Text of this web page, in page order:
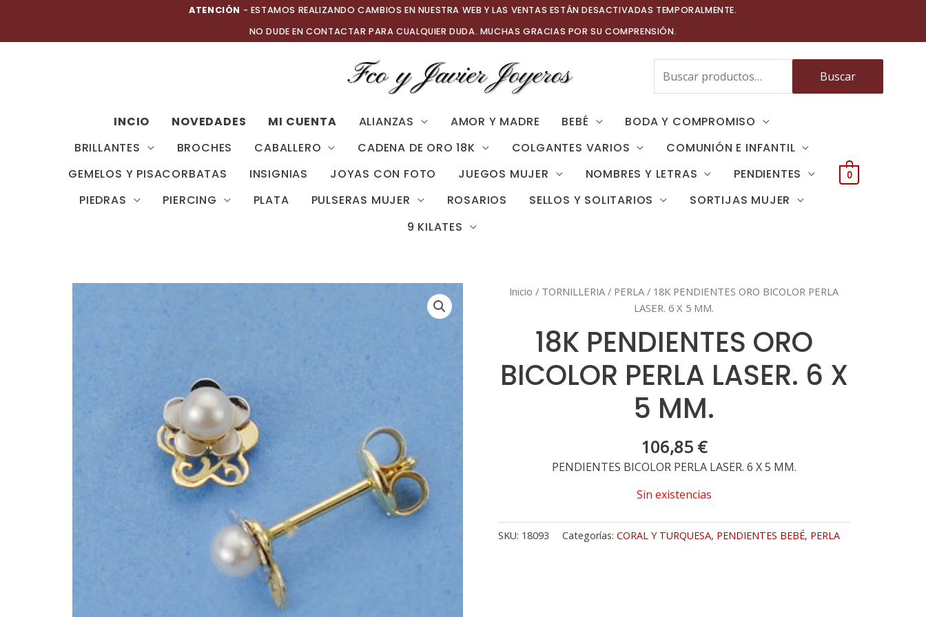
contenido
ATENCIÓN - ESTAMOS REALIZANDO CAMBIOS EN NUESTRA WEB Y LAS VENTAS ESTÁN DESACTIVADAS TEMPORALMENTE.
NO DUDE EN CONTACTAR PARA CUALQUIER DUDA. MUCHAS GRACIAS POR SU COMPRENSIÓN.
Buscar
por:
Buscar
INCIO NOVEDADES MI CUENTA ALIANZAS AMOR Y MADRE BEBÉ
BODA Y COMPROMISO
BRILLANTES
BROCHES CABALLERO CADENA DE ORO 18K COLGANTES VARIOS
COMUNIÓN E INFANTIL
GEMELOS Y PISACORBATAS
INSIGNIAS JOYAS CON FOTO JUEGOS MUJER NOMBRES Y LETRAS
PENDIENTES
PIEDRAS
PIERCING PLATA PULSERAS MUJER ROSARIOS SELLOS Y SOLITARIOS
SORTIJAS MUJER
9 KILATES
0
Inicio / TORNILLERIA / PERLA / 18K PENDIENTES ORO BICOLOR PERLA
LASER. 6 X 5 MM.
18K PENDIENTES ORO
BICOLOR PERLA LASER. 6 X
5 MM.
106,85 €
PENDIENTES BICOLOR PERLA LASER. 6 X 5 MM.
Sin existencias
SKU: 18093 Categorías: CORAL Y TURQUESA, PENDIENTES BEBÉ, PERLA